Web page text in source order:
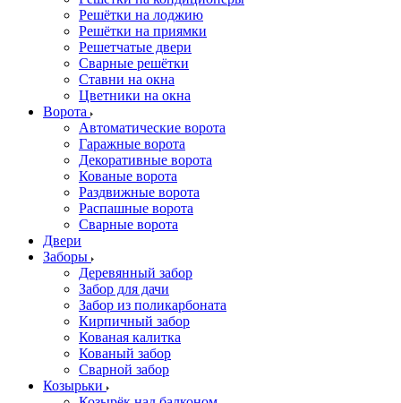
Решётки на лоджию
Решётки на приямки
Решетчатые двери
Сварные решётки
Ставни на окна
Цветники на окна
Ворота
Автоматические ворота
Гаражные ворота
Декоративные ворота
Кованые ворота
Раздвижные ворота
Распашные ворота
Сварные ворота
Двери
Заборы
Деревянный забор
Забор для дачи
Забор из поликарбоната
Кирпичный забор
Кованая калитка
Кованый забор
Сварной забор
Козырьки